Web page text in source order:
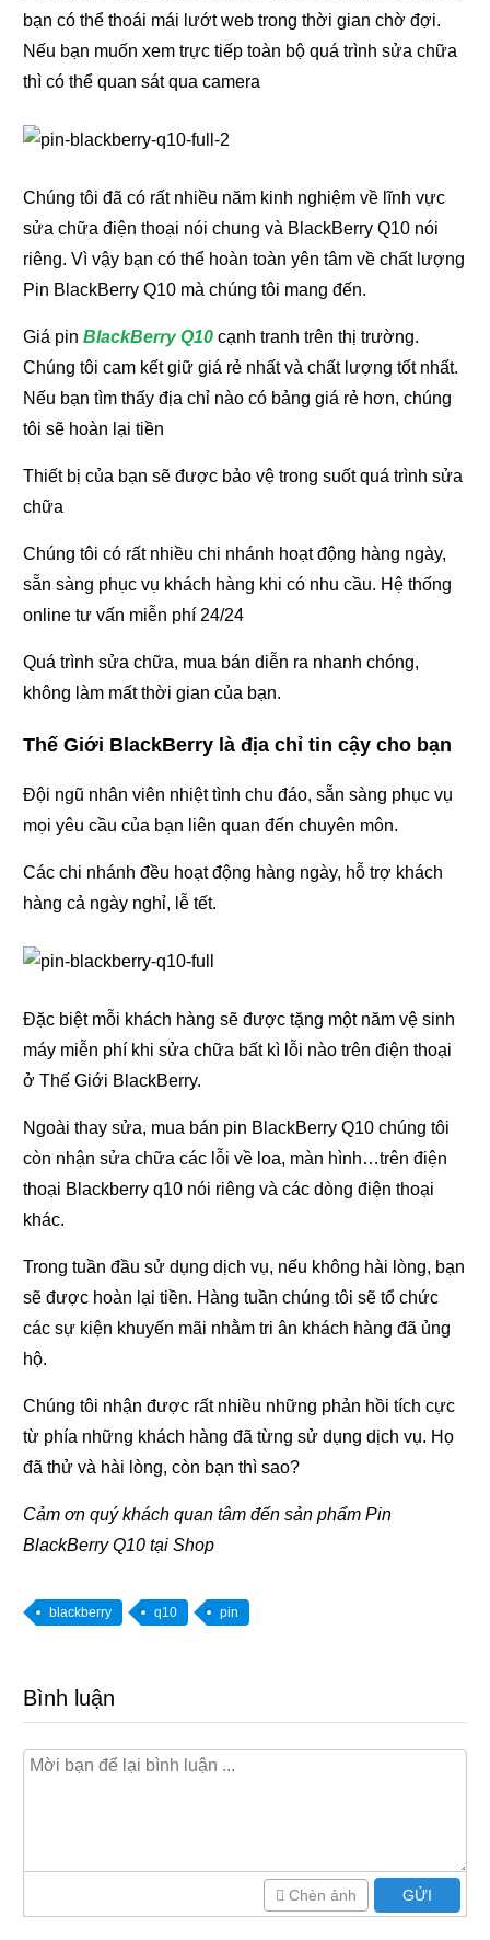
bạn có thể thoái mái lướt web trong thời gian chờ đợi.
Nếu bạn muốn xem trực tiếp toàn bộ quá trình sửa chữa
thì có thể quan sát qua camera
Chúng tôi đã có rất nhiều năm kinh nghiệm về lĩnh vực
sửa chữa điện thoại nói chung và BlackBerry Q10 nói
riêng. Vì vậy bạn có thể hoàn toàn yên tâm về chất lượng
Pin BlackBerry Q10 mà chúng tôi mang đến.
Giá pinBlackBerry Q10 cạnh tranh trên thị trường.
Chúng tôi cam kết giữ giá rẻ nhất và chất lượng tốt nhất.
Nếu bạn tìm thấy địa chỉ nào có bảng giá rẻ hơn, chúng
tôi sẽ hoàn lại tiền
Thiết bị của bạn sẽ được bảo vệ trong suốt quá trình sửa
chữa
Chúng tôi có rất nhiều chi nhánh hoạt động hàng ngày,
sẵn sàng phục vụ khách hàng khi có nhu cầu. Hệ thống
online tư vấn miễn phí 24/24
Quá trình sửa chữa, mua bán diễn ra nhanh chóng,
không làm mất thời gian của bạn.
Thế Giới BlackBerry là địa chỉ tin cậy cho bạn
Đội ngũ nhân viên nhiệt tình chu đáo, sẵn sàng phục vụ
mọi yêu cầu của bạn liên quan đến chuyên môn.
Các chi nhánh đều hoạt động hàng ngày, hỗ trợ khách
hàng cả ngày nghỉ, lễ tết.
Đặc biệt mỗi khách hàng sẽ được tặng một năm vệ sinh
máy miễn phí khi sửa chữa bất kì lỗi nào trên điện thoại
ở Thế Giới BlackBerry.
Ngoài thay sửa, mua bán pin BlackBerry Q10 chúng tôi
còn nhận sửa chữa các lỗi về loa, màn hình…trên điện
thoại Blackberry q10 nói riêng và các dòng điện thoại
khác.
Trong tuần đầu sử dụng dịch vụ, nếu không hài lòng, bạn
sẽ được hoàn lại tiền. Hàng tuần chúng tôi sẽ tổ chức
các sự kiện khuyến mãi nhằm tri ân khách hàng đã ủng
hộ.
Chúng tôi nhận được rất nhiều những phản hồi tích cực
từ phía những khách hàng đã từng sử dụng dịch vụ. Họ
đã thử và hài lòng, còn bạn thì sao?
Cảm ơn quý khách quan tâm đến sản phẩm Pin
BlackBerry Q10 tại Shop
blackberry q10 pin
Bình luận
GỬI
Chèn ảnh